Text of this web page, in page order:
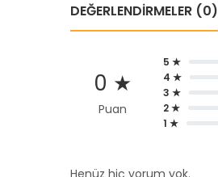
DEĞERLENDIRMELER (0)
0 ★
Puan
5 ★
4 ★
3 ★
2 ★
1 ★
Henüz hiç yorum yok.